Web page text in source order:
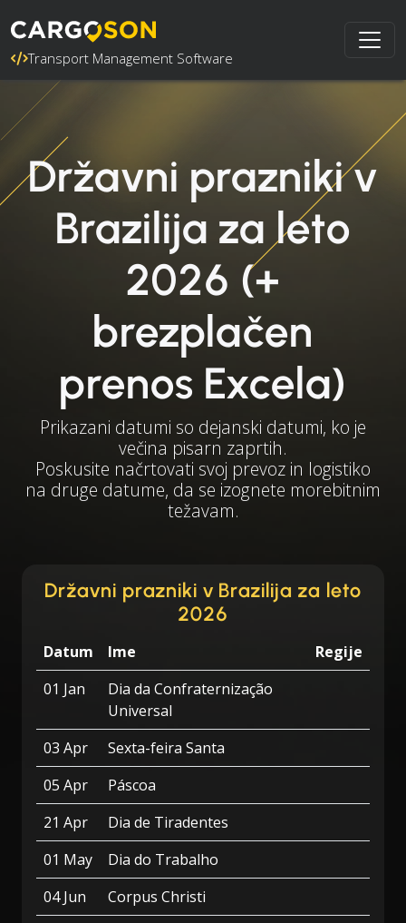
Transport Management Software
Državni prazniki v
Brazilija za leto
2026 (+
brezplačen
prenos Excela)
Prikazani datumi so dejanski datumi, ko je
večina pisarn zaprtih.
Poskusite načrtovati svoj prevoz in logistiko
na druge datume, da se izognete morebitnim
težavam.
Državni prazniki v Brazilija za leto
2026
Datum Ime
Regije
01 Jan
Dia da Confraternização
Universal
03 Apr
Sexta-feira Santa
05 Apr
Páscoa
21 Apr
Dia de Tiradentes
01 May
Dia do Trabalho
04 Jun
Corpus Christi